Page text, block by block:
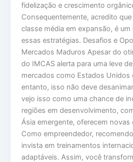
fidelização e crescimento
Consequentemente, acredito
classe média em expansão, é
essas estratégias. Desafios e
Mercados Maduros Apesar do
do IMCAS alerta para uma leve
mercados como Estados Unidos
entanto, isso não deve
vejo isso como uma chance de
regiões em desenvolvimento,
Ásia emergente, oferecem novas
Como empreendedor,
invista em treinamentos
adaptáveis. Assim, você